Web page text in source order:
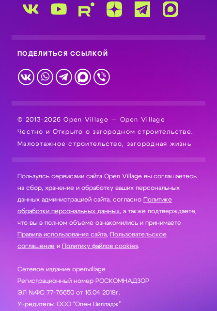
ПОДЕЛИТЬСЯ ССЫЛКОЙ
© 2013-2026 Open Village — Open Village
Честно и Открыто о загородном строительстве.
Малоэтажное строительство, загородная жизнь
Пользуясь сервисами сайта Open Village вы соглашаетесь
на сбор, хранение и обработку ваших персональных
данных администрацией сайта, согласно Политике
обработки персональных данных, а также подтверждаете,
что вы в полном объеме ознакомились и принимаете
Правила использования сайта, Пользовательское
соглашение и Политику файлов cookies.
Сетевое издание openvillage
Регистрационный номер РОСКОМНАДЗОР
ЭЛ №ФС 77-76650 от 16.04 2018г.
Учредитель: ООО "Опен Вилладж"